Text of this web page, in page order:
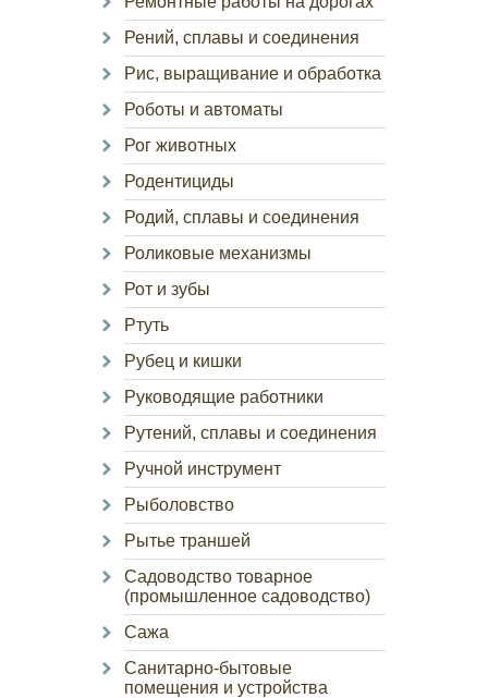
Рений, сплавы и соединения
Рис, выращивание и обработка
Роботы и автоматы
Рог животных
Родентициды
Родий, сплавы и соединения
Роликовые механизмы
Рот и зубы
Ртуть
Рубец и кишки
Руководящие работники
Рутений, сплавы и соединения
Ручной инструмент
Рыболовство
Рытье траншей
Садоводство товарное
(промышленное садоводство)
Сажа
Санитарно-бытовые
помещения и устройства